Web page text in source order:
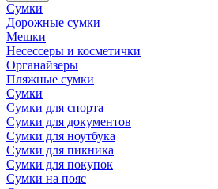
Сумки
Дорожные сумки
Мешки
Несессеры и косметички
Органайзеры
Пляжные сумки
Сумки
Сумки для спорта
Сумки для документов
Сумки для ноутбука
Сумки для пикника
Сумки для покупок
Сумки на пояс